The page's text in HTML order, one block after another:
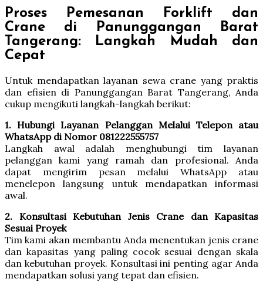
Proses Pemesanan Forklift dan
Crane di Panunggangan Barat
Tangerang: Langkah Mudah dan
Cepat
Untuk mendapatkan layanan sewa crane yang praktis
dan efisien di Panunggangan Barat Tangerang, Anda
cukup mengikuti langkah-langkah berikut:
1. Hubungi Layanan Pelanggan Melalui Telepon atau
WhatsApp di Nomor 081222555757
Langkah awal adalah menghubungi tim layanan
pelanggan kami yang ramah dan profesional. Anda
dapat mengirim pesan melalui WhatsApp atau
menelepon langsung untuk mendapatkan informasi
awal.
2. Konsultasi Kebutuhan Jenis Crane dan Kapasitas
Sesuai Proyek
Tim kami akan membantu Anda menentukan jenis crane
dan kapasitas yang paling cocok sesuai dengan skala
dan kebutuhan proyek. Konsultasi ini penting agar Anda
mendapatkan solusi yang tepat dan efisien.